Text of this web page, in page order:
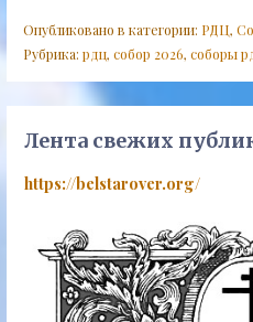
Опубликовано в категории: РДЦ,
Рубрика: рдц, собор 2026, соборы
Лента свежих
https://belstarover.org/